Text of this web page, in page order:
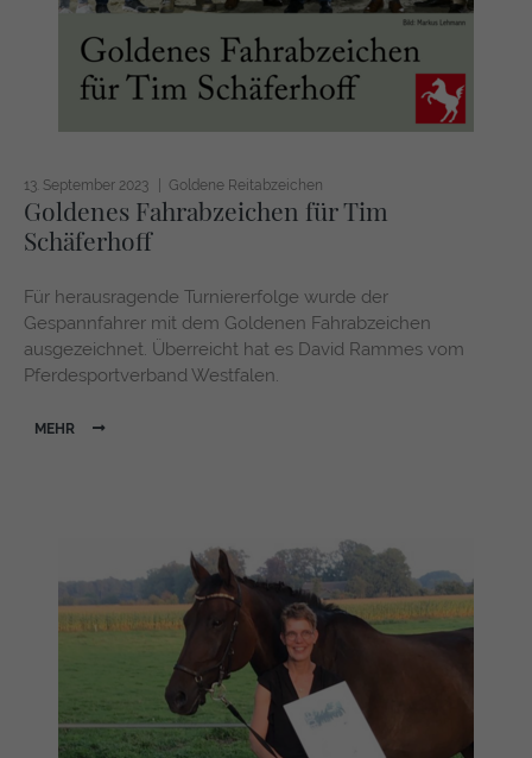
13. September 2023 Goldene Reitabzeichen
Goldenes Fahrabzeichen für Tim
Schäferhoff
Für herausragende Turniererfolge wurde der
Gespannfahrer mit dem Goldenen Fahrabzeichen
ausgezeichnet. Überreicht hat es David Rammes vom
Pferdesportverband Westfalen.
MEHR